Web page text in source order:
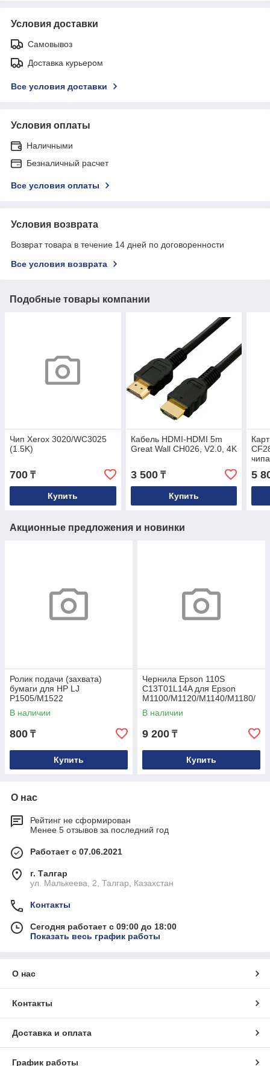
Условия доставки
Самовывоз
Доставка курьером
Все условия доставки
Условия оплаты
Наличными
Безналичный расчет
Все условия оплаты
Условия возврата
Возврат товара в течение 14 дней по договоренности
Все условия возврата
Подобные товары компании
Чип Xerox 3020/WC3025
(1.5K)
700 ₸
Купить
Кабель HDMI-HDMI 5m
Great Wall CH026, V2.0, 4K
3 500₸
Купить
5
Акционные предложения и новинки
Ролик подачи (захвата)
бумаги для HP LJ
P1505/M1522
MFP/M1536/P1566/P1606
В наличии
800 ₸
Купить
Чернила Epson 110S
C13T01L14A для Epson
M1100/M1120/M1140/M1180/
M2140/M3140/M3170/M3180,
Black, 40ml
В наличии
9 200 ₸
Купить
О нас
Рейтинг не сформирован
Менее 5 отзывов за последний год
Работает с 07.06.2021
г. Талгар
ул. Малькеева, 2, Талгар, Казахстан
Контакты
Сегодня работает с 09:00 до 18:00
Показать весь график работы
О нас
Контакты
Доставка и оплата
График работы